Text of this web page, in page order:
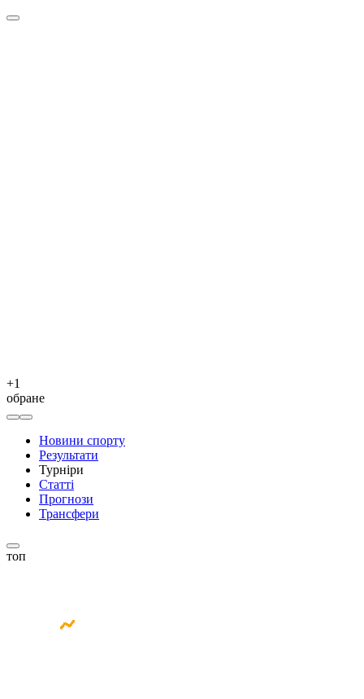
+1
обране
Новини спорту
Результати
Турніри
Статті
Прогнози
Трансфери
топ